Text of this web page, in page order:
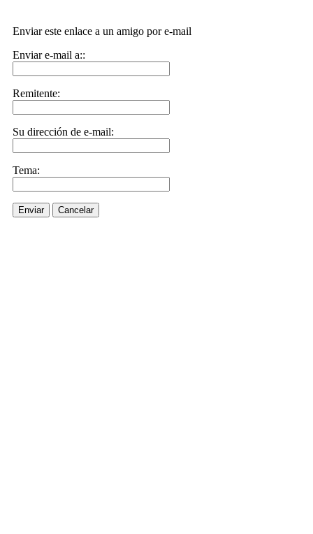
Enviar este enlace a un amigo por e-mail
Enviar e-mail a::
Remitente:
Su dirección de e-mail:
Tema:
Enviar Cancelar